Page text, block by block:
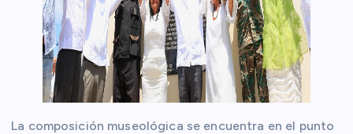
La composición museológica se encuentra en el punto